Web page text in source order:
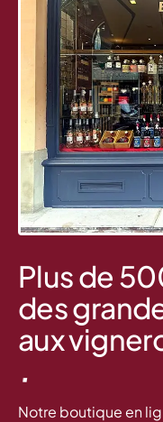
Plus de
des
aux
.
Notre boutique en